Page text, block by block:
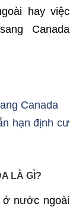
hay việc
Canada
Canada
hạn định cư
LÀ GÌ?
ở nước ngoài